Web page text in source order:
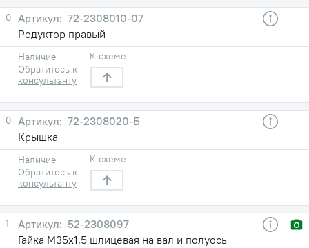
0
72-2308010-07
Редуктор правый
Наличие
Обратитесь к
консультанту
К схеме
0
72-2308020-Б
Крышка
Наличие
Обратитесь к
консультанту
К схеме
1
52-2308097
Гайка М35х1,5 шлицевая на вал и полуось